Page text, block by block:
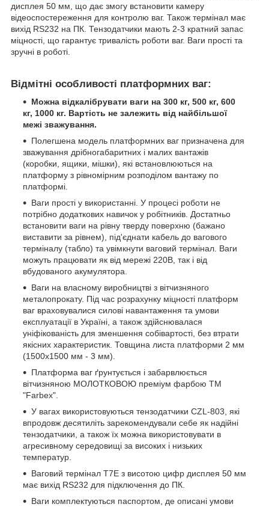
дисплея 50 мм, що дає змогу встановити камеру
відеоспостереження для контролю ваг. Також термінал має
вихід RS232 на ПК. Тензодатчики мають 2-3 кратний запас
міцності, що гарантує тривалість роботи ваг. Ваги прості та
зручні в роботі.
Відмітні особливості платформних ваг:
Можна відкалібрувати ваги на 300 кг, 500 кг, 600
кг, 1000 кг. Вартість не залежить від найбільшої
межі зважування.
Полегшена модель платформних ваг призначена для
зважування дрібногабаритних і малих вантажів
(коробки, ящики, мішки), які встановлюються на
платформу з рівномірним розподілом вантажу по
платформі.
Ваги прості у використанні. У процесі роботи не
потрібно додаткових навичок у робітників. Достатньо
встановити ваги на рівну тверду поверхню (бажано
виставити за рівнем), під'єднати кабель до вагового
терміналу (табло) та увімкнути ваговий термінал. Ваги
можуть працювати як від мережі 220В, так і від
вбудованого акумулятора.
Ваги на власному виробництві з вітчизняного
металопрокату. Під час розрахунку міцності платформ
ваг враховувалися силові навантаження та умови
експлуатації в Україні, а також здійснювалася
уніфікованість для зменшення собівартості, без втрати
якісних характеристик. Товщина листа платформи 2 мм
(1500х1500 мм - 3 мм).
Платформа ваг ґрунтується і забарвлюється
вітчизняною МОЛОТКОВОЮ преміум фарбою ТМ
"Farbex".
У вагах використовуються тензодатчики CZL-803, які
впродовж десятиліть зарекомендували себе як надійні
тензодатчики, а також їх можна використовувати в
агресивному середовищі за високих і низьких
температур.
Ваговий термінал T7E з висотою цифр дисплея 50 мм
має вихід RS232 для підключення до ПК.
Ваги комплектуються паспортом, де описані умови